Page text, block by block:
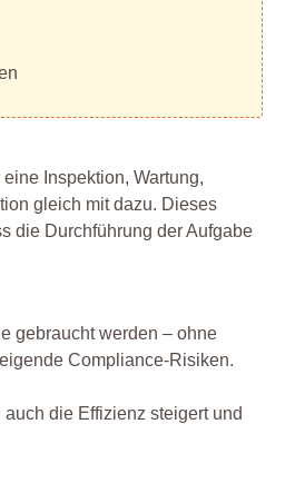
Inspektion, Wartung,
gleich mit dazu. Dieses
die Durchführung der Aufgabe
gebraucht werden – ohne
Compliance-Risiken.
die Effizienz steigert und